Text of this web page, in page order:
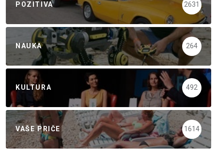
POZITIVA 2631
NAUKA 264
KULTURA 492
VAŠE PRIČE 1614